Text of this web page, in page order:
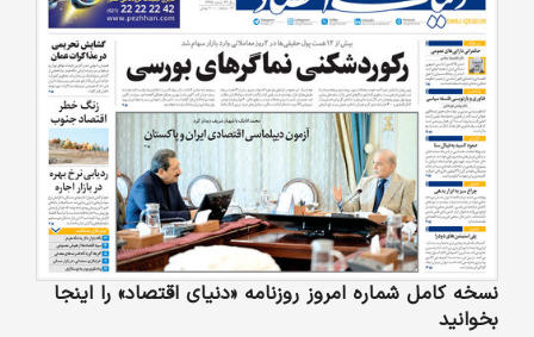
نسخه کامل شماره امروز روزنامه «دنیای‌ اقتصاد» را اینجا
بخوانید